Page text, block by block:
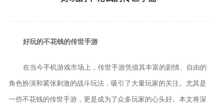
好玩的不花钱的传世手游
在当今手机游戏市场上，传世手游凭借其丰富的剧情、自由的
角色扮演和紧张刺激的战斗玩法，吸引了大量玩家的关注。尤其是
一些不花钱的传世手游，更是成为了众多玩家的心头好。本文将深